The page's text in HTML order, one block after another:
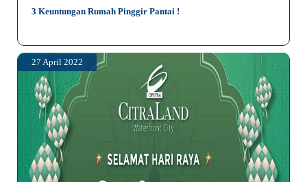
3 Keuntungan Rumah Pinggir Pantai !
27 April 2022